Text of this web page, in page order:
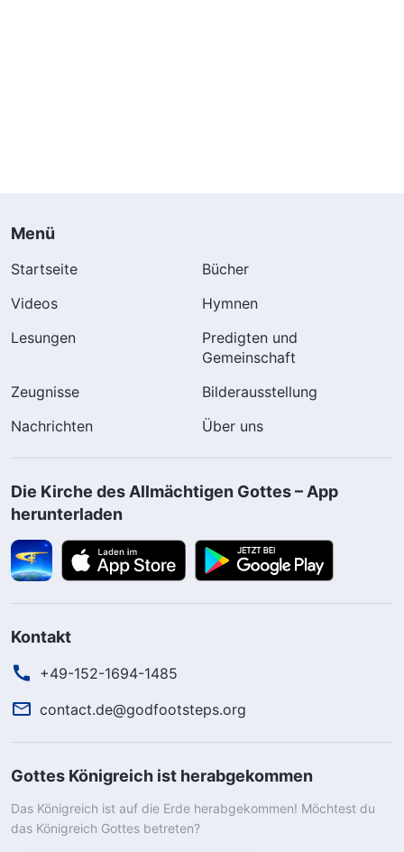
Menü
Startseite
Bücher
Videos
Hymnen
Lesungen
Predigten und
Gemeinschaft
Zeugnisse
Bilderausstellung
Nachrichten
Über uns
Die Kirche des Allmächtigen Gottes – App
herunterladen
Kontakt
+49-152-1694-1485
contact.de@godfootsteps.org
Gottes Königreich ist herabgekommen
Das Königreich ist auf die Erde herabgekommen! Möchtest du
das Königreich Gottes betreten?